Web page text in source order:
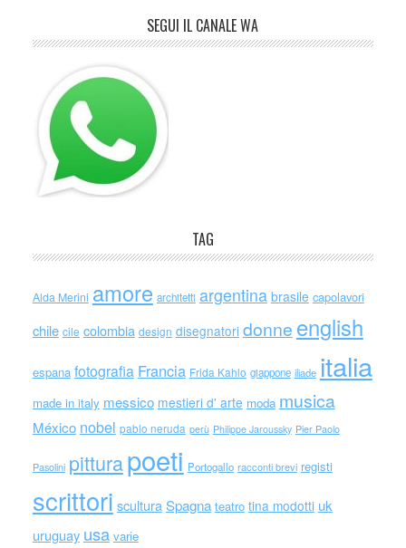
SEGUI IL CANALE WA
TAG
Alda Merini amore architetti argentina brasile capolavori
chile cile colombia design disegnatori donne english
espana fotografia Francia Frida Kahlo giappone iliade italia
made in italy messico mestieri d' arte moda musica
México nobel pablo neruda perù Philippe Jaroussky Pier Paolo
Pasolini pitturapoeti Portogallo racconti brevi registi
scrittori scultura Spagna teatro tina modotti uk
uruguay usa varie